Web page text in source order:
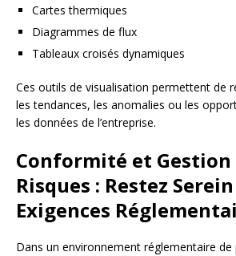
Cartes thermiques
Diagrammes de flux
Tableaux croisés dynamiques
Ces outils de visualisation permettent de
les tendances, les anomalies ou les
les données de l’entreprise.
Conformité et Gestion
Risques : Restez
Exigences
Dans un environnement réglementaire de